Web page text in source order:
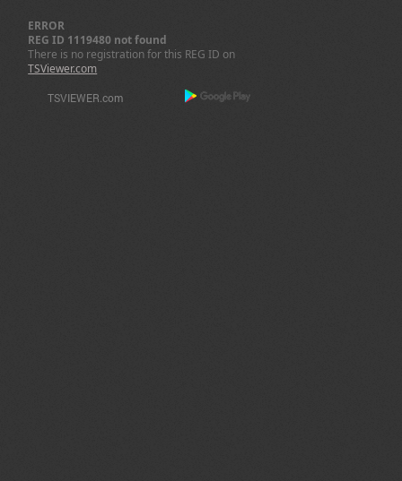
ERROR
REG ID 1119480 not found
There is no registration for this REG ID on
TSViewer.com